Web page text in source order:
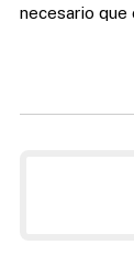
necesario que
Coruña. El
mantener las